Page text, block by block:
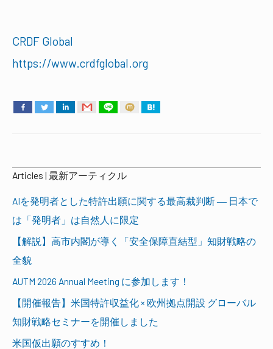
CRDF Global
https://www.crdfglobal.org
Articles | 最新アーティクル
AIを発明者とした特許出願に関する最高裁判断 ― 日本で
は「発明者」は自然人に限定
【解説】高市内閣が導く「安全保障直結型」知財戦略の
全貌
AUTM 2026 Annual Meeting に参加します！
【開催報告】米国特許収益化 × 欧州拠点開設 グローバル
知財戦略セミナーを開催しました
米国仮出願のすすめ！